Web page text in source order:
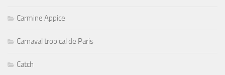
Carmine Appice
Carnaval tropical de Paris
Catch